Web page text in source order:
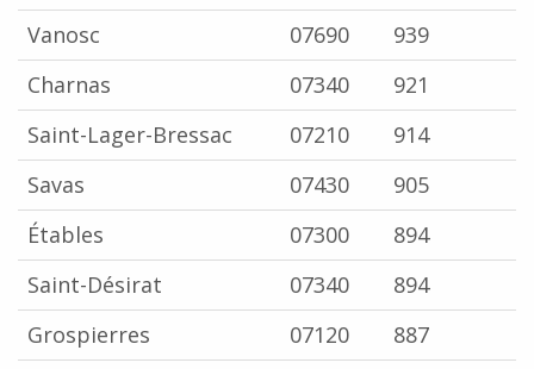
Vanosc
07690
939
Charnas
07340
921
Saint-Lager-Bressac
07210
914
Savas
07430
905
Étables
07300
894
Saint-Désirat
07340
894
Grospierres
07120
887